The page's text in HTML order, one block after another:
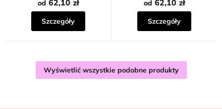
od 62,10 zł
Szczegóły
od 62,10 zł
Szczegóły
Wyświetlić wszystkie podobne produkty